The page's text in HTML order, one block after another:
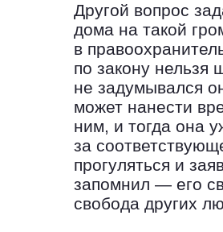
Другой вопрос
дома на такой
в
по закону нельзя
не задумывался
может нанести
ним, и тогда она
за
прогуляться и
запомнил — его
свобода других